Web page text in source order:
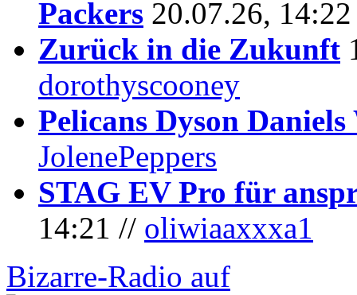
Packers 20.07.26,
Zurück in die Zukunft
dorothyscooney
Pelicans Dyson
JolenePeppers
STAG EV Pro für
14:21 // oliwiaaxxxa1
Bizarre-Radio auf